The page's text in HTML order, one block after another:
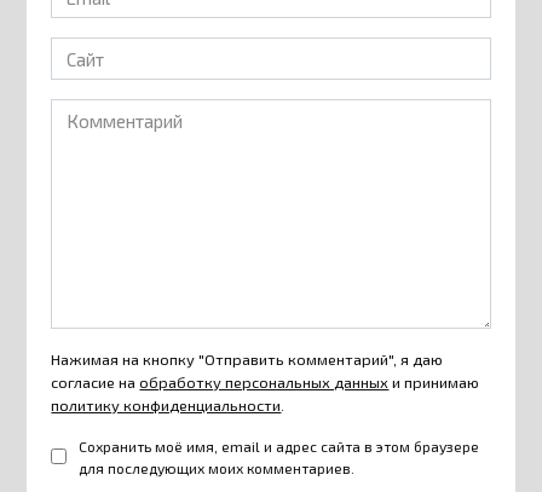
*
Сайт
Комментарий
Нажимая на кнопку "Отправить комментарий", я даю
согласие наобработку персональных данных и принимаю
политику конфиденциальности
Сохранить моё имя, email и адрес сайта в этом браузере
для последующих моих комментариев.